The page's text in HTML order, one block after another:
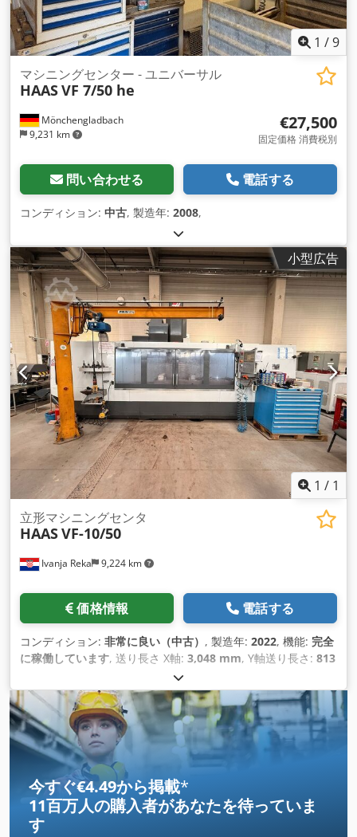
1 /9
Mönchengladbach
9,231 km
マシニングセンター - ユニバーサル
HAASVF 7/50 he
€27,500
固定価格 消費税別
問い合わせる 電話する
コンディション: 中古, 製造年: 2008,
小型広告
1 / 1
Ivanja Reka 9,224 km
立形マシニングセンタ
HAASVF-10/50
価格情報 電話する
コンディション: 非常に良い（中古） , 製造年: 2022, 機能: 完全
に稼働しています, 送り長さ X軸: 3,048 mm, Y軸送り長さ: 813
, コントローラモデル:
回転速度（最大）:7,500 回転/分, ツールマガジンのスロット
数:
30, 装備:ドキュメント / マニュアル, 切屑搬送装置,
今すぐ€4.49から掲載*
11百万人の購入者があなたを待っていま
す